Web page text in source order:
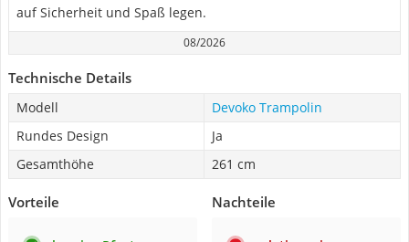
auf Sicherheit und Spaß legen.
08/2026
Technische Details
Modell
Devoko Trampolin
Rundes Design
Ja
Gesamthöhe
261 cm
Vorteile Nachteile